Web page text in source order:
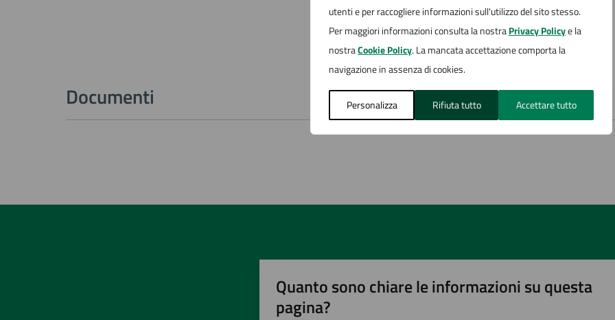
utenti e per raccogliere informazioni sull'utilizzo del sito stesso.
Per maggiori informazioni consulta la nostraPrivacy Policye la
nostraCookie Policy. La mancata accettazione comporta la
navigazione in assenza di cookies.
Personalizza Rifiuta tutto Accettare tutto
Documenti
Quanto sono chiare le informazioni su questa
pagina?